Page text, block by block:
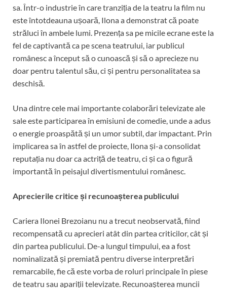
sa. Într-o industrie în care tranziția de la teatru la film nu
este întotdeauna ușoară, Ilona a demonstrat că poate
străluci în ambele lumi. Prezența sa pe micile ecrane este la
fel de captivantă ca pe scena teatrului, iar publicul
românesc a început să o cunoască și să o aprecieze nu
doar pentru talentul său, ci și pentru personalitatea sa
deschisă.
Una dintre cele mai importante colaborări televizate ale
sale este participarea în emisiuni de comedie, unde a adus
o energie proaspătă și un umor subtil, dar impactant. Prin
implicarea sa în astfel de proiecte, Ilona și-a consolidat
reputația nu doar ca actriță de teatru, ci și ca o figură
importantă în peisajul divertismentului românesc.
Aprecierile critice și recunoașterea publicului
Cariera Ilonei Brezoianu nu a trecut neobservată, fiind
recompensată cu aprecieri atât din partea criticilor, cât și
din partea publicului. De-a lungul timpului, ea a fost
nominalizată și premiată pentru diverse interpretări
remarcabile, fie că este vorba de roluri principale în piese
de teatru sau apariții televizate. Recunoașterea muncii